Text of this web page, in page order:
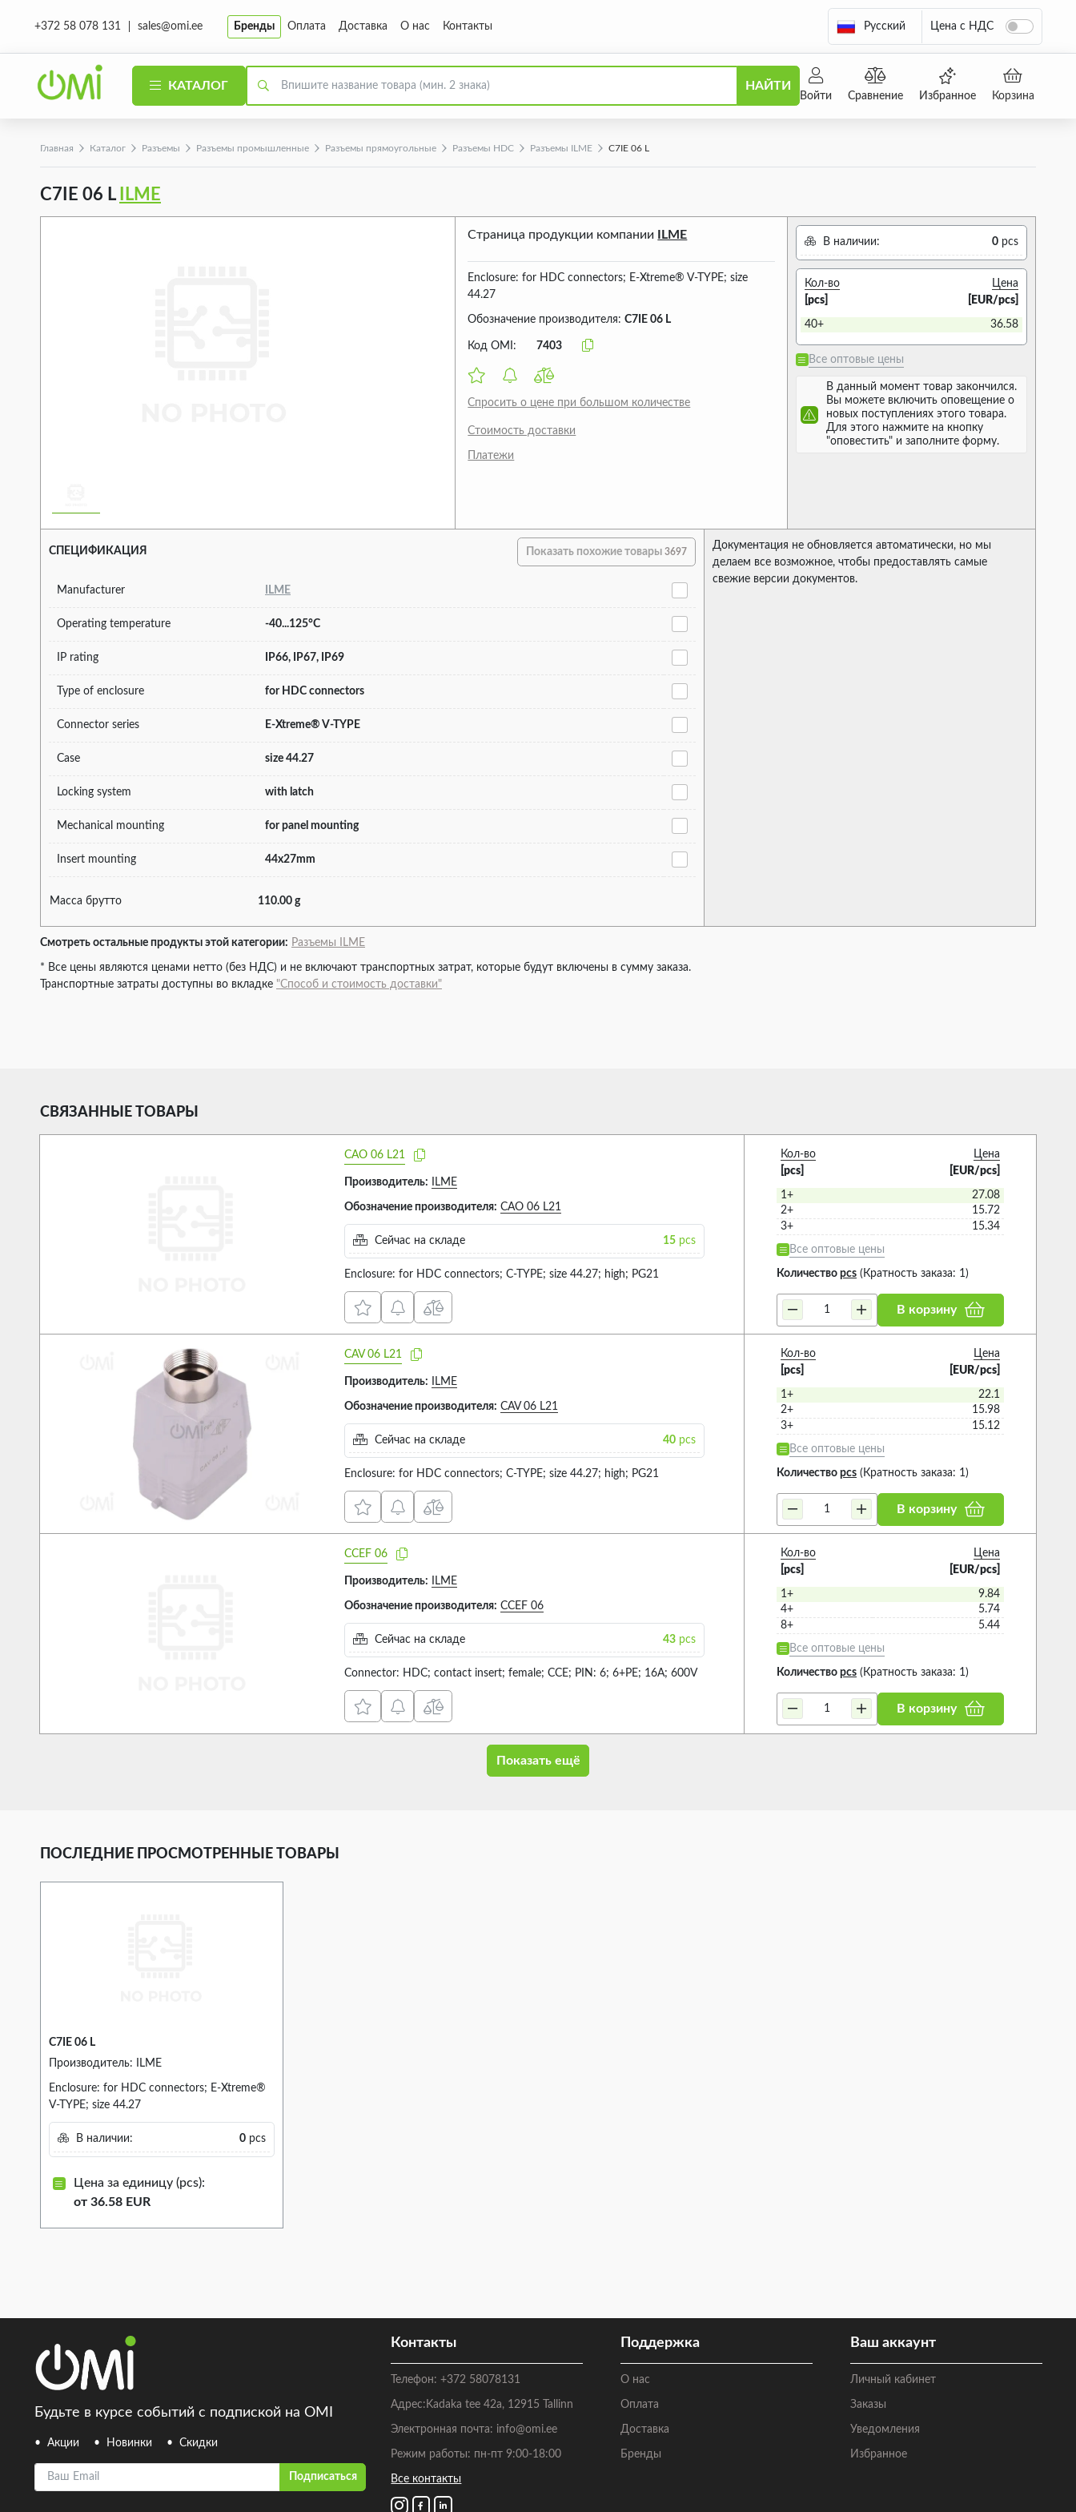
+372 58 078 131 sales@omi.ee Бренды Оплата Доставка О нас Контакты Русский Цена с НДС
КАТАЛОГ НАЙТИ
Войти Сравнение Избранное Корзина
Главная Каталог Разъeмы Разъeмы промышленные Разъeмы прямоугольные Разъeмы HDC Разъeмы ILME C7IE 06 L
C7IE 06 L ILME
Страница продукции компании ILME
Enclosure: for HDC connectors; E-Xtreme® V-TYPE; size
44.27
Обозначение производителя:C7IE 06 L
Код OMI: 7403
Спросить о цене при большом количестве
Стоимость доставки
Платежи
В наличии: 0 pcs
Кол-во
[pcs]
Цена
[EUR/pcs]
40+ 36.58
Все оптовые цены
В данный момент товар закончился.
Вы можете включить оповещение о
новых поступлениях этого товара.
Для этого нажмите на кнопку
"оповестить" и заполните форму.
СПЕЦИФИКАЦИЯ Показать похожие товары3697
Manufacturer ILME
Operating temperature -40...125°C
IP rating IP66, IP67, IP69
Type of enclosure for HDC connectors
Connector series E-Xtreme® V-TYPE
Case size 44.27
Locking system with latch
Mechanical mounting for panel mounting
Insert mounting 44x27mm
Масса брутто 110.00 g
Документация не обновляется автоматически, но мы
делаем все возможное, чтобы предоставлять самые
свежие версии документов.
Смотреть остальные продукты этой категории: Разъeмы ILME
* Все цены являются ценами нетто (без НДС) и не включают транспортных затрат, которые будут включены в сумму заказа.
Транспортные затраты доступны во вкладке "Способ и стоимость доставки"
СВЯЗАННЫЕ ТОВАРЫ
CAO 06 L21
Производитель: ILME
Обозначение производителя: CAO 06 L21
Сейчас на складе 15 pcs
Enclosure: for HDC connectors; C-TYPE; size 44.27; high; PG21
Кол-во
[pcs]
Цена
[EUR/pcs]
1+
27.08
2+
15.72
3+
15.34
Все оптовые цены
Количество pcs (Кратность заказа: 1)
В корзину
CAV 06 L21
Производитель: ILME
Обозначение производителя: CAV 06 L21
Сейчас на складе 40 pcs
Enclosure: for HDC connectors; C-TYPE; size 44.27; high; PG21
Кол-во
[pcs]
Цена
[EUR/pcs]
1+
22.1
2+
15.98
3+
15.12
Все оптовые цены
Количество pcs (Кратность заказа: 1)
В корзину
CCEF 06
Производитель: ILME
Обозначение производителя: CCEF 06
Сейчас на складе 43 pcs
Connector: HDC; contact insert; female; CCE; PIN: 6; 6+PE; 16A; 600V
Кол-во
[pcs]
Цена
[EUR/pcs]
1+
9.84
4+
5.74
8+
5.44
Все оптовые цены
Количество pcs (Кратность заказа: 1)
В корзину
Показать ещё
ПОСЛЕДНИЕ ПРОСМОТРЕННЫЕ ТОВАРЫ
C7IE 06 L
Производитель: ILME
Enclosure: for HDC connectors; E-Xtreme®
V-TYPE; size 44.27
В наличии: 0pcs
Цена за единицу (pcs):
от 36.58 EUR
Будьте в курсе событий с подпиской на OMI
Акции Новинки Скидки
Ваш Email
Подписаться
Контакты
Телефон:+372 58078131
Адрес: Kadaka tee 42a, 12915 Tallinn
Электронная почта: info@omi.ee
Режим работы: пн-пт 9:00-18:00
Все контакты
Поддержка
О нас
Оплата
Доставка
Бренды
Ваш аккаунт
Личный кабинет
Заказы
Уведомления
Избранное